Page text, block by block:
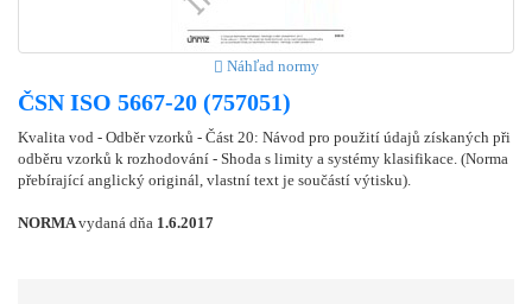
Náhľad normy
ČSN ISO 5667-20 (757051)
Kvalita vod - Odběr vzorků - Část 20: Návod pro použití údajů získaných při
odběru vzorků k rozhodování - Shoda s limity a systémy klasifikace. (Norma
přebírající anglický originál, vlastní text je součástí výtisku).
NORMAvydaná dňa 1.6.2017